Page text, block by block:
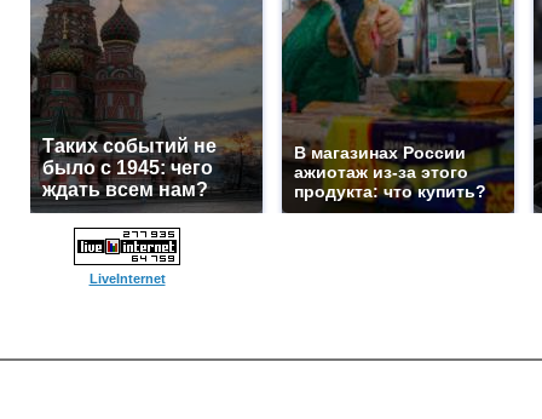
Таких событий не
было с 1945: чего
ждать всем нам?
В магазинах России
ажиотаж из-за этого
продукта: что купить?
LiveInternet